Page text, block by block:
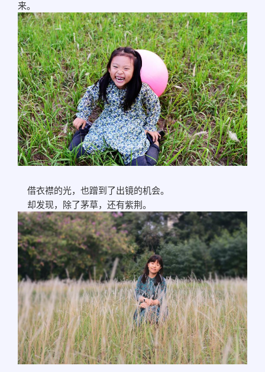
来。
借衣襟的光，也蹭到了出镜的机会。
却发现，除了茅草，还有紫荆。